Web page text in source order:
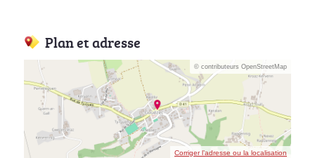
Plan et adresse
© contributeurs OpenStreetMap
Corriger l’adresse ou la localisation